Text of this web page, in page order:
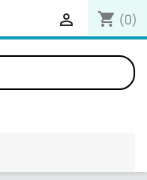
shopping_cart (0)
